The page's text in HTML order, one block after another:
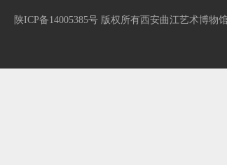
陕ICP备14005385号 版权所有西安曲江艺术博物